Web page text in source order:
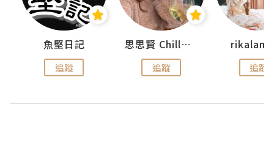
魚堅日記
追蹤
思思賢 ChillMyBabe
追蹤 追蹤